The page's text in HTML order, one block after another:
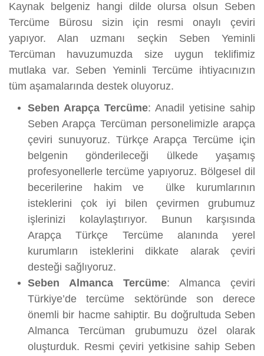
Kaynak belgeniz hangi dilde olursa olsun Seben
Tercüme Bürosu sizin için resmi onaylı çeviri
yapıyor. Alan uzmanı seçkin Seben Yeminli
Tercüman havuzumuzda size uygun teklifimiz
mutlaka var. Seben Yeminli Tercüme ihtiyacınızın
tüm aşamalarında destek oluyoruz.
Seben Arapça Tercüme: Anadil yetisine sahip
Seben Arapça Tercüman personelimizle arapça
çeviri sunuyoruz. Türkçe Arapça Tercüme için
belgenin gönderileceği ülkede yaşamış
profesyonellerle tercüme yapıyoruz. Bölgesel dil
becerilerine hakim ve ülke kurumlarının
isteklerini çok iyi bilen çevirmen grubumuz
işlerinizi kolaylaştırıyor. Bunun karşısında
Arapça Türkçe Tercüme alanında yerel
kurumların isteklerini dikkate alarak çeviri
desteği sağlıyoruz.
Seben Almanca Tercüme: Almanca çeviri
Türkiye’de tercüme sektöründe son derece
önemli bir hacme sahiptir. Bu doğrultuda Seben
Almanca Tercüman grubumuzu özel olarak
oluşturduk. Resmi çeviri yetkisine sahip Seben